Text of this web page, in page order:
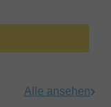
Alle ansehen